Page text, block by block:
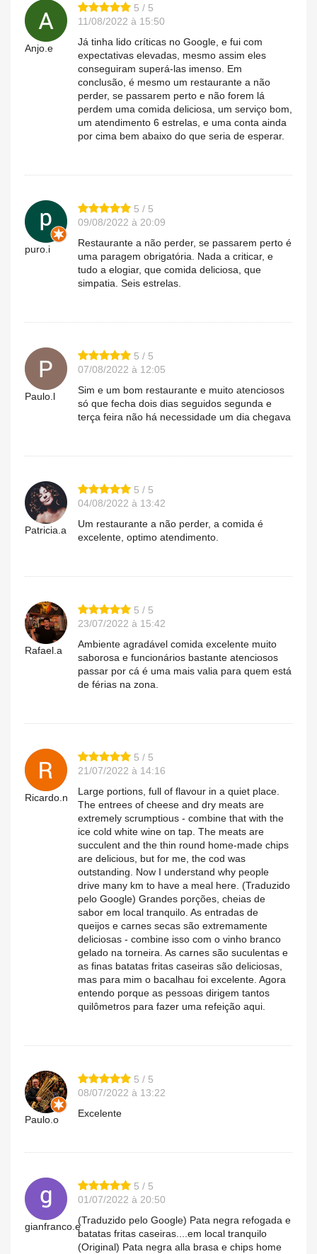
Anjo.e
5 / 5
11/08/2022 à 15:50
Já tinha lido críticas no Google, e fui com
expectativas elevadas, mesmo assim eles
conseguiram superá-las imenso. Em
conclusão, é mesmo um restaurante a não
perder, se passarem perto e não forem lá
perdem uma comida deliciosa, um serviço bom,
um atendimento 6 estrelas, e uma conta ainda
por cima bem abaixo do que seria de esperar.
puro.i
5 / 5
09/08/2022 à 20:09
Restaurante a não perder, se passarem perto é
uma paragem obrigatória. Nada a criticar, e
tudo a elogiar, que comida deliciosa, que
simpatia. Seis estrelas.
Paulo.l
5 / 5
07/08/2022 à 12:05
Sim e um bom restaurante e muito atenciosos
só que fecha dois dias seguidos segunda e
terça feira não há necessidade um dia chegava
Patricia.a
5 / 5
04/08/2022 à 13:42
Um restaurante a não perder, a comida é
excelente, optimo atendimento.
Rafael.a
5 / 5
23/07/2022 à 15:42
Ambiente agradável comida excelente muito
saborosa e funcionários bastante atenciosos
passar por cá é uma mais valia para quem está
de férias na zona.
Ricardo.n
5 / 5
21/07/2022 à 14:16
Large portions, full of flavour in a quiet place.
The entrees of cheese and dry meats are
extremely scrumptious - combine that with the
ice cold white wine on tap. The meats are
succulent and the thin round home-made chips
are delicious, but for me, the cod was
outstanding. Now I understand why people
drive many km to have a meal here. (Traduzido
pelo Google) Grandes porções, cheias de
sabor em local tranquilo. As entradas de
queijos e carnes secas são extremamente
deliciosas - combine isso com o vinho branco
gelado na torneira. As carnes são suculentas e
as finas batatas fritas caseiras são deliciosas,
mas para mim o bacalhau foi excelente. Agora
entendo porque as pessoas dirigem tantos
quilômetros para fazer uma refeição aqui.
Paulo.o
5 / 5
08/07/2022 à 13:22
Excelente
gianfranco.e
5 / 5
01/07/2022 à 20:50
(Traduzido pelo Google) Pata negra refogada e
batatas fritas caseiras....em local tranquilo
(Original) Pata negra alla brasa e chips home